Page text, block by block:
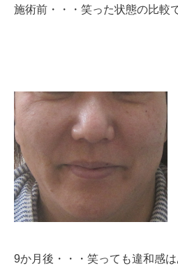
施術前・・・笑った状態の比較
9か月後・・・笑っても違和感は